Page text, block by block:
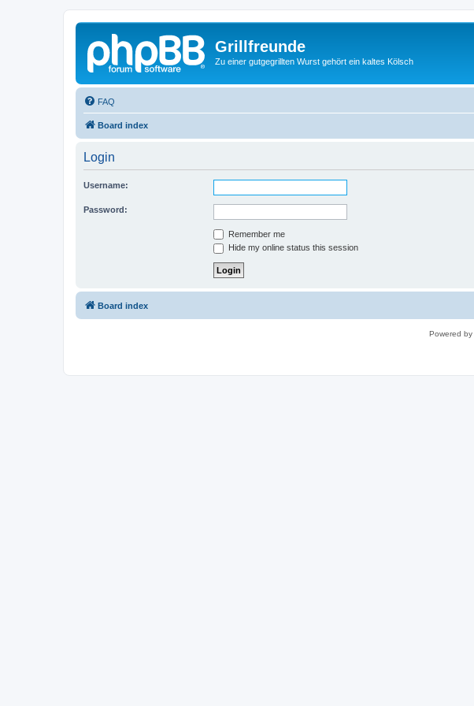
Grillfreunde
Zu einer gutgegrillten Wurst gehört ein kaltes Kölsch
FAQ
Board index
Login
Username:
Password:
Remember me
Hide my online status this session
Board index
Powered by